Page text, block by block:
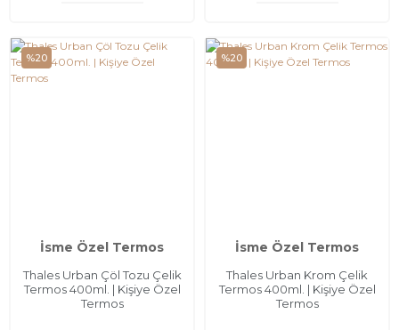
%20
İsme Özel Termos
Thales Urban Çöl Tozu Çelik
Termos 400ml. | Kişiye Özel
Termos
%20
İsme Özel Termos
Thales Urban Krom Çelik
Termos 400ml. | Kişiye Özel
Termos